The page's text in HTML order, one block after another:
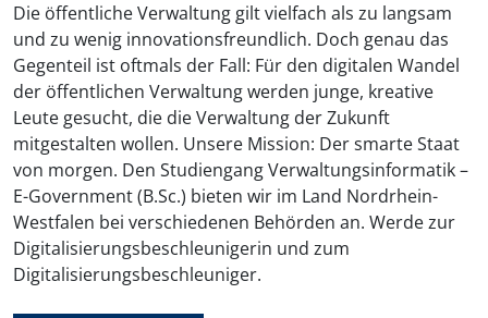
Die öffentliche Verwaltung gilt vielfach als zu langsam
und zu wenig innovationsfreundlich. Doch genau das
Gegenteil ist oftmals der Fall: Für den digitalen Wandel
der öffentlichen Verwaltung werden junge, kreative
Leute gesucht, die die Verwaltung der Zukunft
mitgestalten wollen. Unsere Mission: Der smarte Staat
von morgen. Den Studiengang Verwaltungsinformatik –
E-Government (B.Sc.) bieten wir im Land Nordrhein-
Westfalen bei verschiedenen Behörden an. Werde zur
Digitalisierungsbeschleunigerin und zum
Digitalisierungsbeschleuniger.